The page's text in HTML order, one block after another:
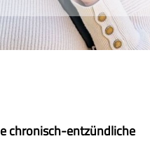
chronisch-entzündliche